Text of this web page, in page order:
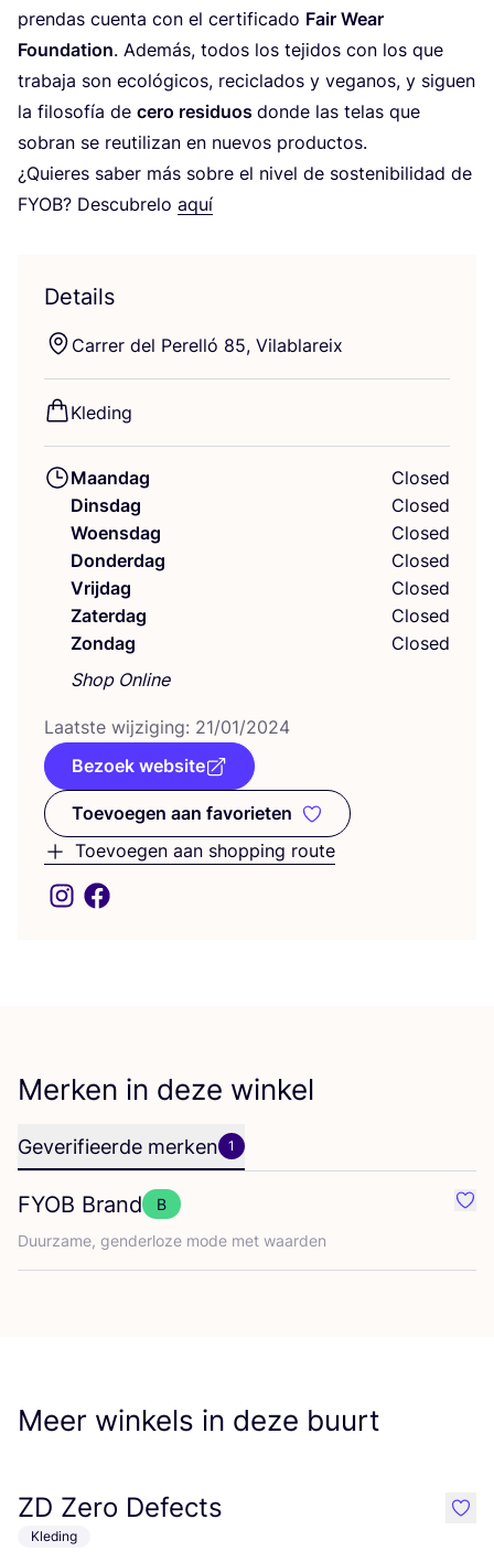
prendas cuen­ta con el cer­ti­fi­ca­do Fair Wear
Foun­da­ti­on. Además, todos los teji­dos con los que
tra­ba­ja son ecoló­gi­cos, reci­clad­os y vega­nos, y siguen
la filo­sofía de cero resi­du­os don­de las tel­as que
sobran se reu­ti­li­zan en nue­vos productos.
¿Qui­e­res saber más sob­re el nivel de soste­ni­bi­li­dad de
FYOB? Des­cu­bre­lo aquí
Details
Car­rer del Perel­ló 85, Vilablareix
Kle­ding
Maandag
Closed
Dinsdag
Closed
Woensdag
Closed
Donderdag
Closed
Vrijdag
Closed
Zaterdag
Closed
Zondag
Closed
Shop Online
Laat­ste wij­zi­ging: 21/01/2024
Bezoek website
Toevoegen aan favorieten
Toevoegen aan favorieten
Toevoegen aan shopping route
Merken in deze winkel
Geverifieerde merken 1
FYOB Brand
B
Duur­za­me, gen­der­lo­ze mode met waarden
Meer winkels in deze buurt
ZD Zero Defects
Kleding
like